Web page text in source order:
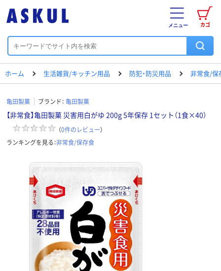
カゴ
メニュー
ホーム 生活雑貨/キッチン用品 防犯・防災用品 非常食/保
亀田製菓 ブランド： 亀田製菓
【非常食】亀田製菓 災害用白がゆ 200g 5年保存 1セット（1食×40）
（0件のレビュー）
ランキングを見る：非常食/保存食